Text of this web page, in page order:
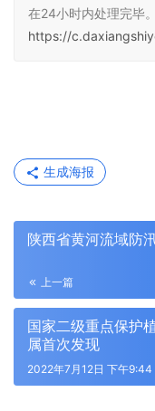
在24小时内处理完毕
https://
生成海报
陕西省黄河流域防
上一篇
国家二级重点保护
属首次发现
2022年7月12日 下午9:44